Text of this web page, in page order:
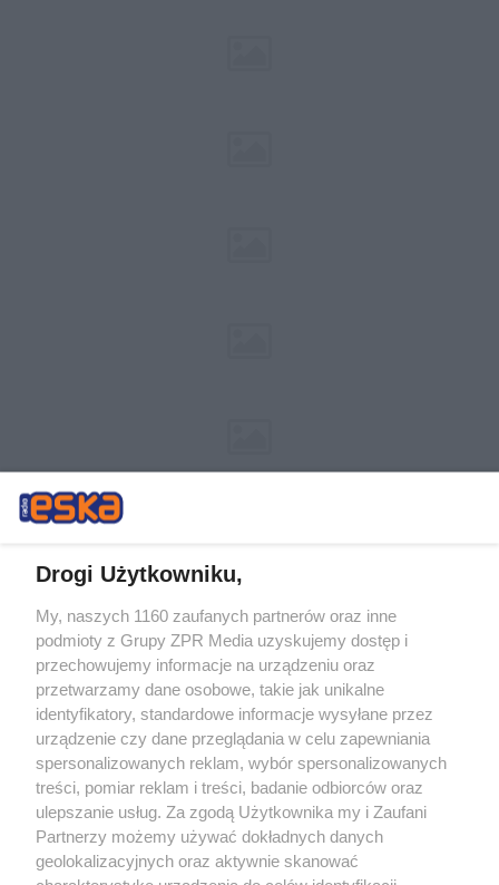
Żaden utwór zamieszczony w serwisie nie może być powielany i
rozpowszechniany lub dalej rozpowszechniany w jakikolwiek sposób (w
tym także elektroniczny lub mechaniczny) na jakimkolwiek polu
eksploatacji w jakiejkolwiek formie, włącznie z umieszczaniem w
Internecie bez pisemnej zgody właściciela praw. Jakiekolwiek użycie lub
wykorzystanie utworów w całości lub w części z naruszeniem prawa,
tzn. bez właściwej zgody, jest zabronione pod groźbą kary i może być
ścigane prawnie.
Drogi Użytkowniku,
My, naszych 1160 zaufanych partnerów oraz inne
podmioty z Grupy ZPR Media uzyskujemy dostęp i
przechowujemy informacje na urządzeniu oraz
przetwarzamy dane osobowe, takie jak unikalne
identyfikatory, standardowe informacje wysyłane przez
urządzenie czy dane przeglądania w celu zapewniania
spersonalizowanych reklam, wybór spersonalizowanych
treści, pomiar reklam i treści, badanie odbiorców oraz
ulepszanie usług. Za zgodą Użytkownika my i Zaufani
Partnerzy możemy używać dokładnych danych
geolokalizacyjnych oraz aktywnie skanować